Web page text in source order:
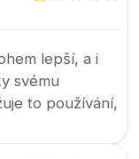
lepší, a i
svému
to používání,